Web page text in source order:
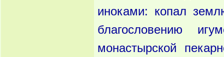
иноками: копал
благословению
монастырской